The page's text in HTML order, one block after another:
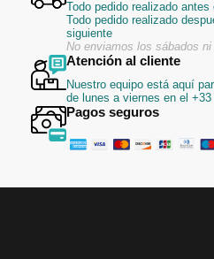
Todo pedido realizado
Todo pedido realizado
siguiente
No enviamos los sábados
Atención al cliente
Nuestro equipo está aquí
de lunes a viernes en el
Pagos seguros